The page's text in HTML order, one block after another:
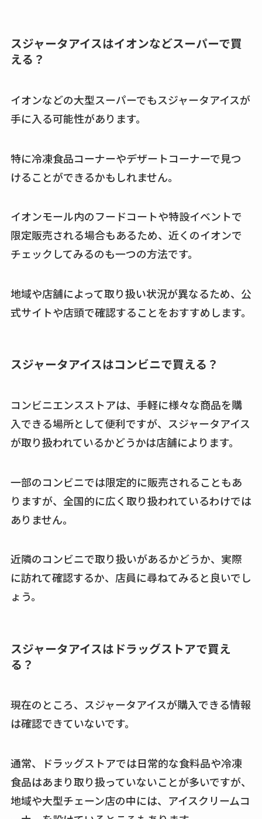
スジャータアイスはイオンなどスーパーで買
える？
イオンなどの大型スーパーでもスジャータアイスが
手に入る可能性があります。
特に冷凍食品コーナーやデザートコーナーで見つ
けることができるかもしれません。
イオンモール内のフードコートや特設イベントで
限定販売される場合もあるため、近くのイオンで
チェックしてみるのも一つの方法です。
地域や店舗によって取り扱い状況が異なるため、公
式サイトや店頭で確認することをおすすめします。
スジャータアイスはコンビニで買える？
コンビニエンスストアは、手軽に様々な商品を購
入できる場所として便利ですが、スジャータアイス
が取り扱われているかどうかは店舗によります。
一部のコンビニでは限定的に販売されることもあ
りますが、全国的に広く取り扱われているわけでは
ありません。
近隣のコンビニで取り扱いがあるかどうか、実際
に訪れて確認するか、店員に尋ねてみると良いでし
ょう。
スジャータアイスはドラッグストアで買え
る？
現在のところ、スジャータアイスが購入できる情報
は確認できていないです。
通常、ドラッグストアでは日常的な食料品や冷凍
食品はあまり取り扱っていないことが多いですが、
地域や大型チェーン店の中には、アイスクリームコ